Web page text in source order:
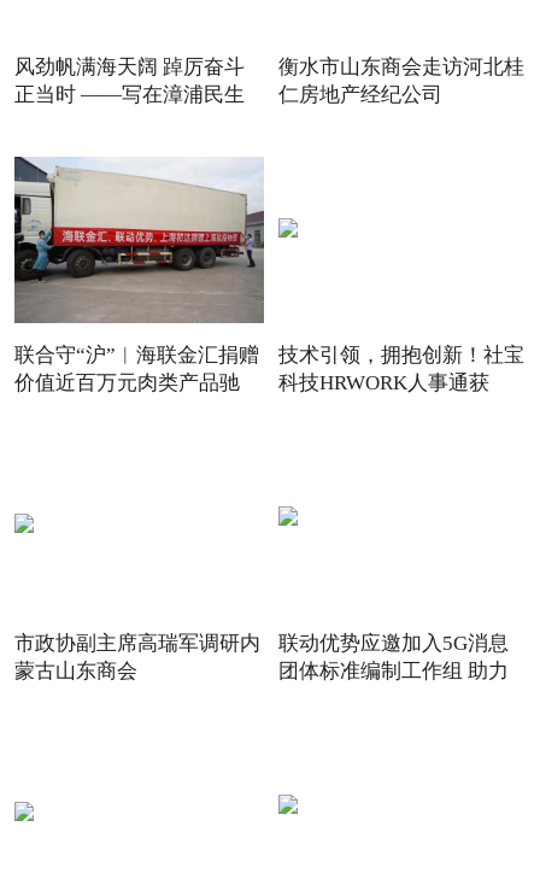
风劲帆满海天阔 踔厉奋斗
正当时 ——写在漳浦民生
衡水市山东商会走访河北桂
仁房地产经纪公司
联合守“沪”︱海联金汇捐赠
价值近百万元肉类产品驰
技术引领，拥抱创新！社宝
科技HRWORK人事通获
市政协副主席高瑞军调研内
蒙古山东商会
联动优势应邀加入5G消息
团体标准编制工作组 助力